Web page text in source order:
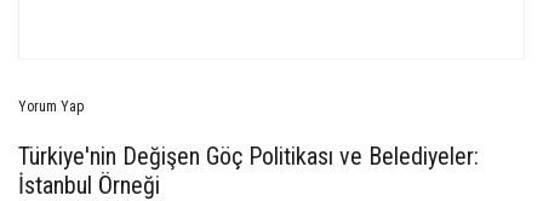
Yorum Yap
Türkiye'nin Değişen Göç Politikası ve Belediyeler:
İstanbul Örneği